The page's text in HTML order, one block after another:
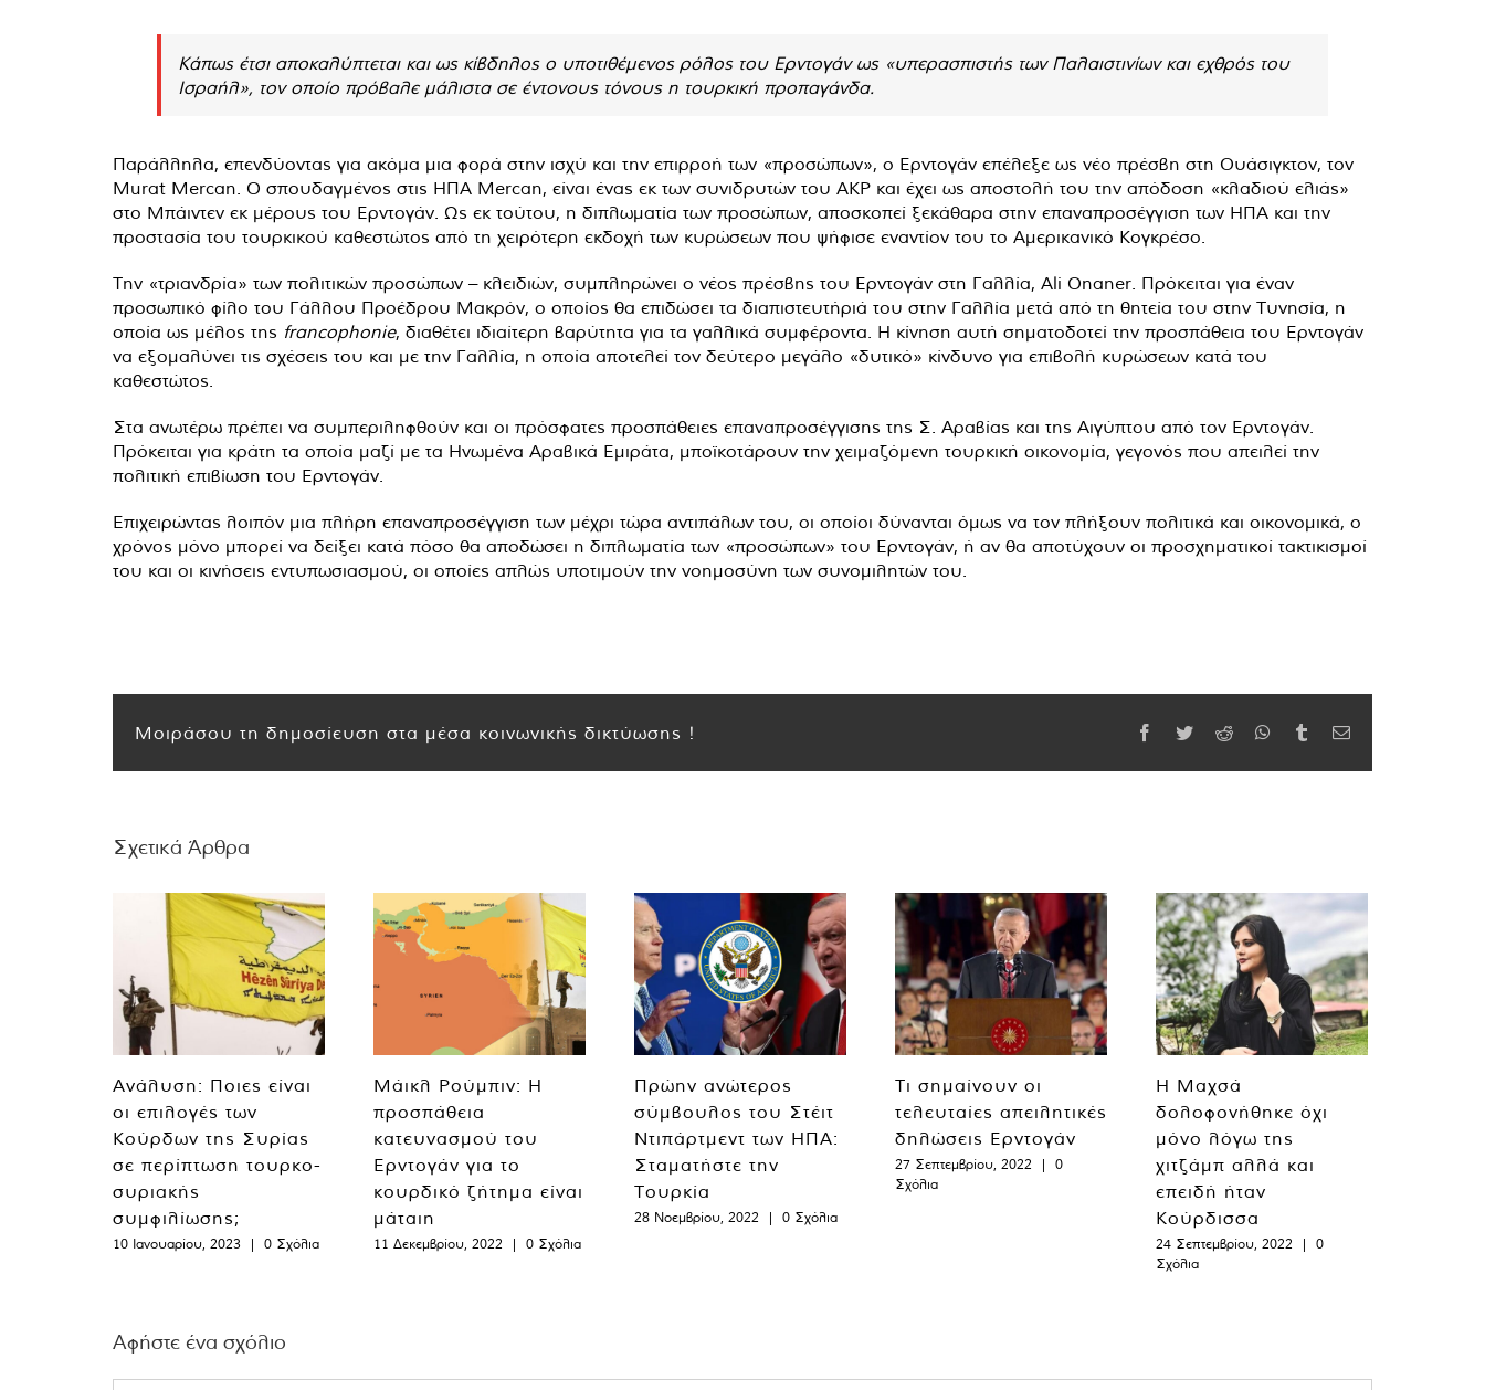
Κάπως έτσι αποκαλύπτεται και ως κίβδηλος ο υποτιθέμενος ρόλος του Ερντογάν ως «υπερασπιστής των Παλαιστινίων και εχθρός του
Ισραήλ», τον οποίο πρόβαλε μάλιστα σε έντονους τόνους η τουρκική προπαγάνδα.
Παράλληλα, επενδύοντας για ακόμα μια φορά στην ισχύ και την επιρροή των «προσώπων», ο Ερντογάν επέλεξε ως νέο πρέσβη στη Ουάσιγκτον, τον
Murat Mercan. Ο σπουδαγμένος στις ΗΠΑ Mercan, είναι ένας εκ των συνιδρυτών του ΑΚΡ και έχει ως αποστολή του την απόδοση «κλαδιού ελιάς»
στο Μπάιντεν εκ μέρους του Ερντογάν. Ως εκ τούτου, η διπλωματία των προσώπων, αποσκοπεί ξεκάθαρα στην επαναπροσέγγιση των ΗΠΑ και την
προστασία του τουρκικού καθεστώτος από τη χειρότερη εκδοχή των κυρώσεων που ψήφισε εναντίον του το Αμερικανικό Κογκρέσο.
Την «τριανδρία» των πολιτικών προσώπων – κλειδιών, συμπληρώνει ο νέος πρέσβης του Ερντογάν στη Γαλλία, Ali Onaner. Πρόκειται για έναν
προσωπικό φίλο του Γάλλου Προέδρου Μακρόν, ο οποίος θα επιδώσει τα διαπιστευτήριά του στην Γαλλία μετά από τη θητεία του στην Τυνησία, η
οποία ως μέλος της francophonie, διαθέτει ιδιαίτερη βαρύτητα για τα γαλλικά συμφέροντα. Η κίνηση αυτή σηματοδοτεί την προσπάθεια του Ερντογάν
να εξομαλύνει τις σχέσεις του και με την Γαλλία, η οποία αποτελεί τον δεύτερο μεγάλο «δυτικό» κίνδυνο για επιβολή κυρώσεων κατά του
καθεστώτος.
Στα ανωτέρω πρέπει να συμπεριληφθούν και οι πρόσφατες προσπάθειες επαναπροσέγγισης της Σ. Αραβίας και της Αιγύπτου από τον Ερντογάν.
Πρόκειται για κράτη τα οποία μαζί με τα Ηνωμένα Αραβικά Εμιράτα, μποϊκοτάρουν την χειμαζόμενη τουρκική οικονομία, γεγονός που απειλεί την
πολιτική επιβίωση του Ερντογάν.
Επιχειρώντας λοιπόν μια πλήρη επαναπροσέγγιση των μέχρι τώρα αντιπάλων του, οι οποίοι δύνανται όμως να τον πλήξουν πολιτικά και οικονομικά, ο
χρόνος μόνο μπορεί να δείξει κατά πόσο θα αποδώσει η διπλωματία των «προσώπων» του Ερντογάν, ή αν θα αποτύχουν οι προσχηματικοί τακτικισμοί
του και οι κινήσεις εντυπωσιασμού, οι οποίες απλώς υποτιμούν την νοημοσύνη των συνομιλητών του.
Μοιράσου τη δημοσίευση στα μέσα κοινωνικής δικτύωσης ! Facebook
TwitterReddit WhatsApp
TumblrEmail
Σχετικά Άρθρα
Ανάλυση: Ποιες είναι
οι επιλογές των
Κούρδων της Συρίας
σε περίπτωση τουρκο-
συριακής
συμφιλίωσης;
10 Ιανουαρίου, 2023 | 0 Σχόλια
Μάικλ Ρούμπιν: Η
προσπάθεια
κατευνασμού του
Ερντογάν για το
κουρδικό ζήτημα είναι
μάταιη
11 Δεκεμβρίου, 2022 | 0 Σχόλια
Πρώην ανώτερος
σύμβουλος του Στέιτ
Ντιπάρτμεντ των ΗΠΑ:
Σταματήστε την
Τουρκία
28 Νοεμβρίου, 2022 | 0 Σχόλια
Τι σημαίνουν οι
τελευταίες απειλητικές
δηλώσεις Ερντογάν
27 Σεπτεμβρίου, 2022 |
0
Σχόλια
Η Μαχσά
δολοφονήθηκε όχι
μόνο λόγω της
χιτζάμπ αλλά και
επειδή ήταν
Κούρδισσα
24 Σεπτεμβρίου, 2022 |
0
Σχόλια
Αφήστε ένα σχόλιο